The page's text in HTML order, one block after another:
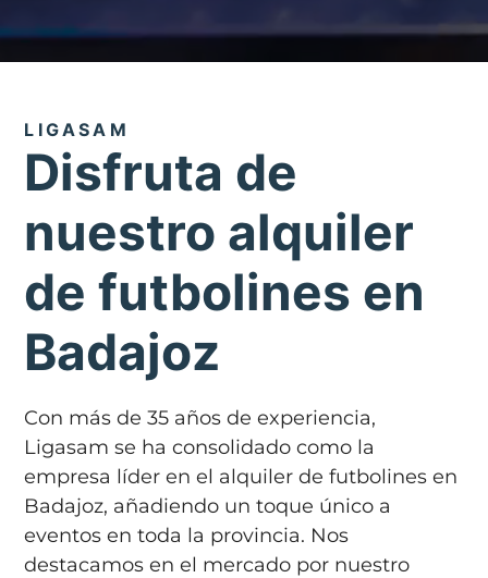
LIGASAM
Disfruta de
nuestro alquiler
de futbolines en
Badajoz
Con más de 35 años de experiencia,
Ligasam se ha consolidado como la
empresa líder en el alquiler de futbolines en
Badajoz, añadiendo un toque único a
eventos en toda la provincia. Nos
destacamos en el mercado por nuestro